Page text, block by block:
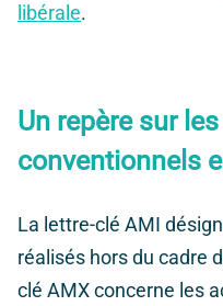
libérale.
Un repère sur
conventionnels
La lettre-clé AMI
réalisés hors du cadre
clé AMX concerne les